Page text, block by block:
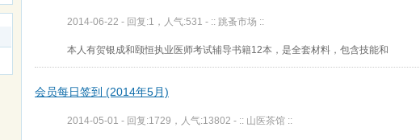
2014-06-22 - 回复:1，人气:531 - :: 跳蚤市场 ::
本人有贺银成和颐恒执业医师考试辅导书籍12本，是全套材料，包含技能和
会员每日签到 (2014年5月)
2014-05-01 - 回复:1729，人气:13802 - :: 山医茶馆 ::